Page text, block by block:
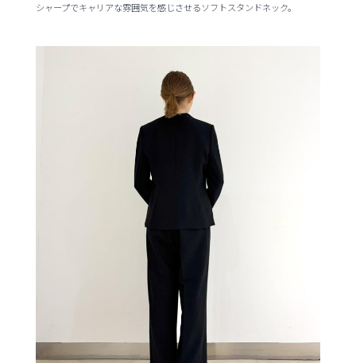
シャープでキャリアな雰囲気を感じさせるソフトスタンドネック。